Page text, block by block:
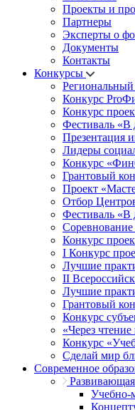
Проекты и
Партнеры
Эксперты о
Документы
Контакты
Конкурсы
Конкурс
Конкурс
Фестиваль «В
Презентация
Лидеры
Конкурс
Грантовый
Проект
Отбор
Фестиваль «В
Конкурс
I Конкурс
Лучшие
II
Лучшие
Грантовый
Конкурс
«Через
Конкурс
Сделай мир
Современное
Развивающая
Учебно-